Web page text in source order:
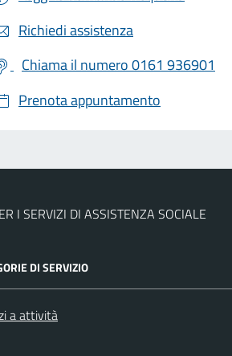
Richiedi assistenza
Chiama il numero 0161 936901
Prenota appuntamento
I SERVIZI DI ASSISTENZA SOCIALE
DI SERVIZIO
a attività